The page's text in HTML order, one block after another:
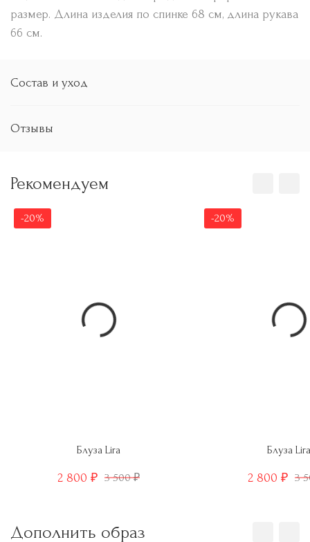
размер. Длина изделия по спинке 68 см, длина рукава
66 см.
Состав и уход
Отзывы
Рекомендуем
-20%
Блуза Lira
2 800 ₽ 3 500₽
-20%
Блуза Lira
2 800 ₽ 3
Дополнить образ